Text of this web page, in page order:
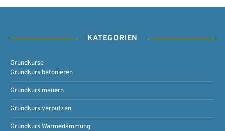
KATEGORIEN
Grundkurse
Grundkurs betonieren
Grundkurs mauern
Grundkurs verputzen
Grundkurs Wärmedämmung